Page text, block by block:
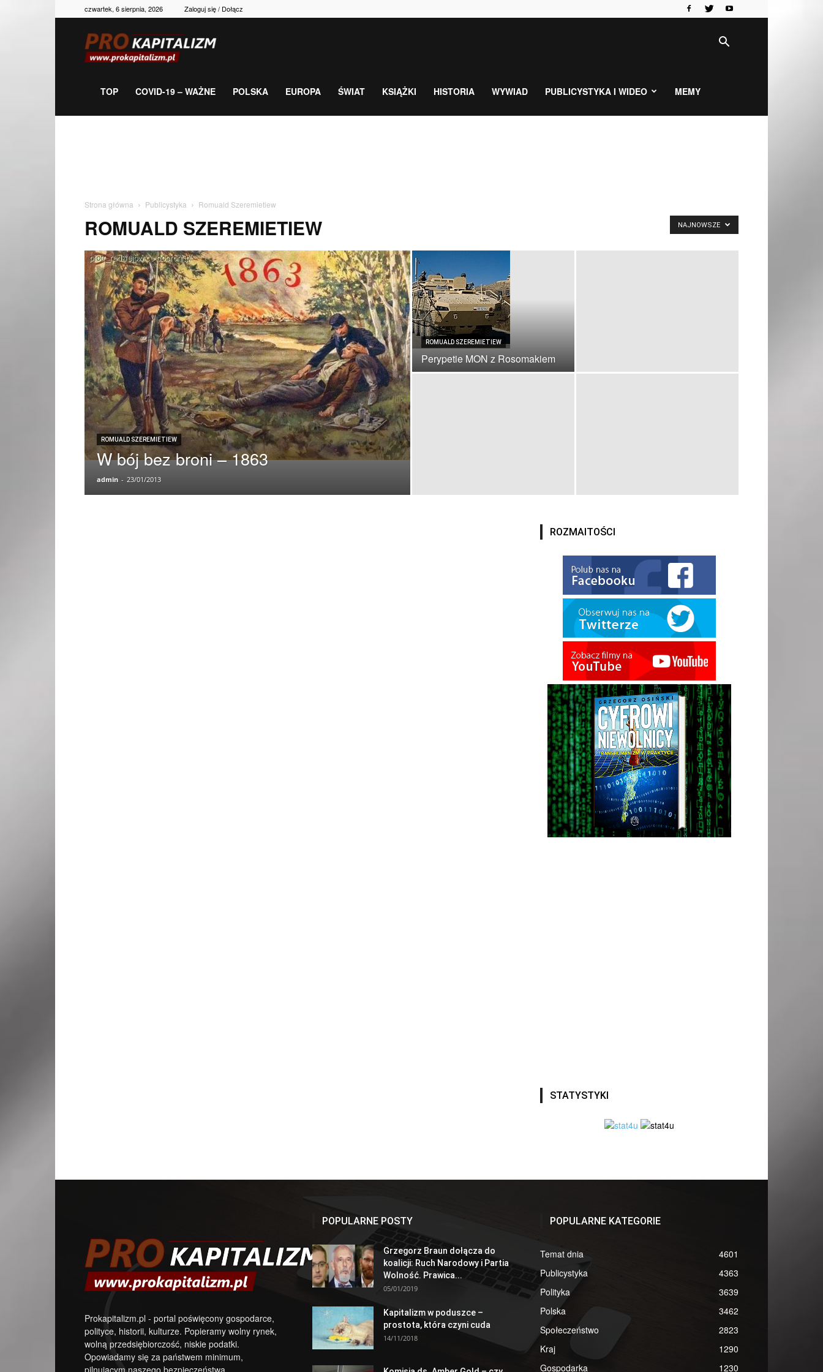
czwartek, 6 sierpnia, 2026 Zaloguj się / Dołącz
gospodarka,
newsy
TOP COVID-19 – WAŻNE POLSKA EUROPA ŚWIAT KSIĄŻKI HISTORIA WYWIAD PUBLICYSTYKA I WIDEO MEMY
Strona główna Publicystyka Romuald Szeremietiew
ROMUALD SZEREMIETIEW NAJNOWSZE
ROMUALD SZEREMIETIEW
W bój bez broni – 1863
admin - 23/01/2013
ROMUALD SZEREMIETIEW
Perypetie MON z Rosomakiem
ROZMAITOŚCI
STATYSTYKI
Prokapitalizm.pl - portal poświęcony gospodarce,
polityce, historii, kulturze. Popieramy wolny rynek,
wolną przedsiębiorczość, niskie podatki.
Opowiadamy się za państwem minimum,
POPULARNE POSTY
Grzegorz Braun dołącza do
koalicji: Ruch Narodowy i Partia
Wolność. Prawica...
05/01/2019
Kapitalizm w poduszce –
prostota, która czyni cuda
14/11/2018
POPULARNE KATEGORIE
Temat dnia
4601
Publicystyka
4363
Polityka
3639
Polska
3462
Społeczeństwo
2823
Kraj
1290
Gospodarka
1230